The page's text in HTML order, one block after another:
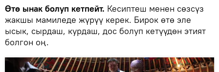
Өтө ынак болуп кетпейт. Кесиптеш менен сөзсүз
жакшы мамиледе жүрүү керек. Бирок өтө эле
ысык, сырдаш, курдаш, дос болуп кетүүдөн этият
болгон оң.